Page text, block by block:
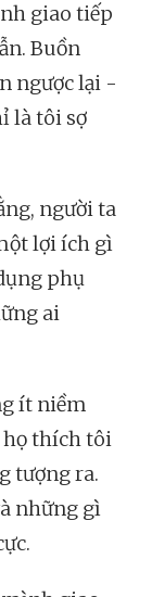
giao tiếp
Buồn
ngược lại -
là tôi sợ
người ta
lợi ích gì
phụ
ai
ít niềm
họ thích tôi
tượng ra.
những gì